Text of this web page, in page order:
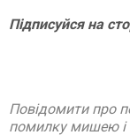
Підписуйсяна
Повідомити про
помилку мишею і